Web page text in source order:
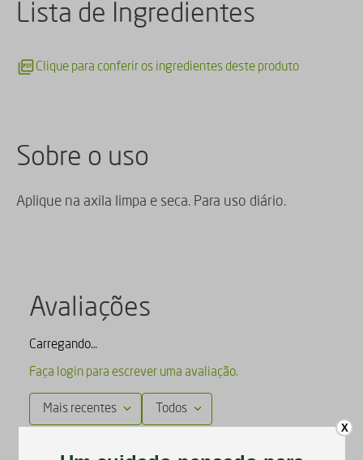
Lista de Ingredientes
Clique para conferir os ingredientes deste produto
Sobre o uso
Aplique na axila limpa e seca. Para uso diário.
Avaliações
Carregando…
Faça login para escrever uma avaliação.
Mais recentes Todos
X